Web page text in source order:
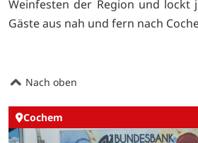
Weinfesten der Region und lockt
Gäste aus nah und fern nach
Nach oben
Cochem